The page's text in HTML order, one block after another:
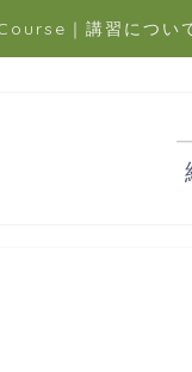
｜講習につい